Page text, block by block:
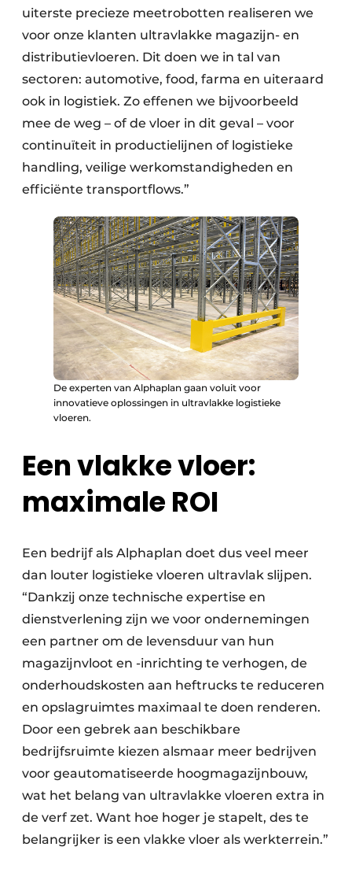
uiterste precieze meetrobotten realiseren we
voor onze klanten ultravlakke magazijn- en
distributievloeren. Dit doen we in tal van
sectoren: automotive, food, farma en uiteraard
ook in logistiek. Zo effenen we bijvoorbeeld
mee de weg – of de vloer in dit geval – voor
continuïteit in productielijnen of logistieke
handling, veilige werkomstandigheden en
efficiënte transportflows.”
De experten van Alphaplan gaan voluit voor
innovatieve oplossingen in ultravlakke logistieke
vloeren.
Een vlakke vloer:
maximale ROI
Een bedrijf als Alphaplan doet dus veel meer
dan louter logistieke vloeren ultravlak slijpen.
“Dankzij onze technische expertise en
dienstverlening zijn we voor ondernemingen
een partner om de levensduur van hun
magazijnvloot en -inrichting te verhogen, de
onderhoudskosten aan heftrucks te reduceren
en opslagruimtes maximaal te doen renderen.
Door een gebrek aan beschikbare
bedrijfsruimte kiezen alsmaar meer bedrijven
voor geautomatiseerde hoogmagazijnbouw,
wat het belang van ultravlakke vloeren extra in
de verf zet. Want hoe hoger je stapelt, des te
belangrijker is een vlakke vloer als werkterrein.”